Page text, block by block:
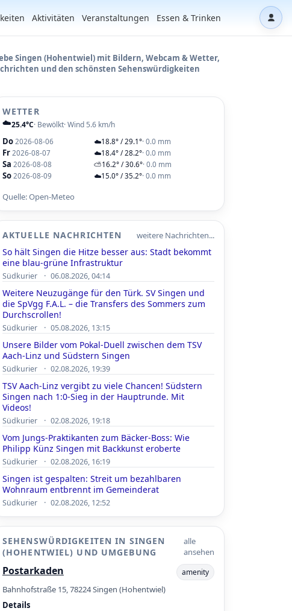
Aktivitäten Veranstaltungen Essen & Trinken
Singen (Hohentwiel) mit Bildern, Webcam & Wetter,
und den schönsten Sehenswürdigkeiten
WETTER
☁️25.4°C· Bewölkt· Wind 5.6 km/h
Do 2026-08-06 ☁️18.8° / 29.1°· 0.0 mm
Fr 2026-08-07 ☁️18.4° / 28.2°· 0.0 mm
Sa 2026-08-08 ⛅16.2° / 30.6°· 0.0 mm
So 2026-08-09 ☁️15.0° / 35.2°· 0.0 mm
Quelle: Open-Meteo
AKTUELLE NACHRICHTEN weitere Nachrichten...
So hält Singen die Hitze besser aus: Stadt bekommt
eine blau-grüne Infrastruktur
Südkurier · 06.08.2026, 04:14
Weitere Neuzugänge für den Türk. SV Singen und
die SpVgg F.A.L. – die Transfers des Sommers zum
Durchscrollen!
Südkurier · 05.08.2026, 13:15
Unsere Bilder vom Pokal-Duell zwischen dem TSV
Aach-Linz und Südstern Singen
Südkurier · 02.08.2026, 19:39
TSV Aach-Linz vergibt zu viele Chancen! Südstern
Singen nach 1:0-Sieg in der Hauptrunde. Mit
Videos!
Südkurier · 02.08.2026, 19:18
Vom Jungs-Praktikanten zum Bäcker-Boss: Wie
Philipp Künz Singen mit Backkunst eroberte
Südkurier · 02.08.2026, 16:19
Singen ist gespalten: Streit um bezahlbaren
Wohnraum entbrennt im Gemeinderat
Südkurier · 02.08.2026, 12:52
SEHENSWÜRDIGKEITEN IN SINGEN
(HOHENTWIEL) UND UMGEBUNG
alle
ansehen
Postarkaden amenity
Bahnhofstraße 15, 78224 Singen (Hohentwiel)
Details